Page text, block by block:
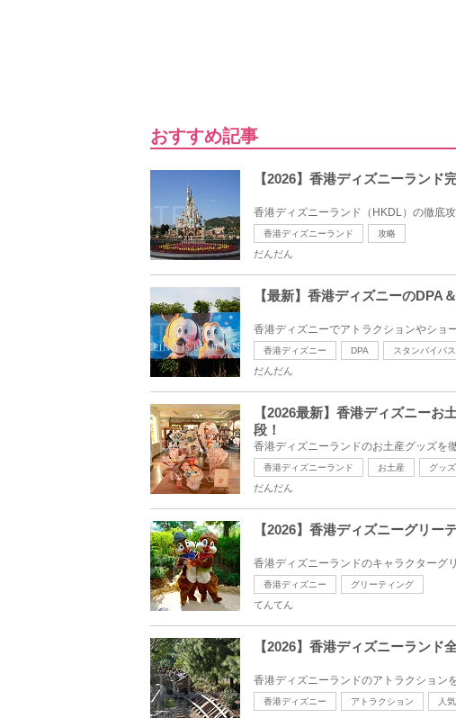
おすすめ記事
【2026】香港ディズニーラン
香港ディズニーランド（HKDL）の徹底
香港ディズニーランド 攻略
だんだん
【最新】香港ディズニーのDPA
香港ディズニーでアトラクションやショ
香港ディズニー DPA スタンバイパス
だんだん
【2026最新】香港ディズニー
段！
香港ディズニーランドのお土産グッズを
香港ディズニーランド お土産 グッズ
だんだん
【2026】香港ディズニーグリ
香港ディズニーランドのキャラクターグ
香港ディズニー グリーティング
てんてん
【2026】香港ディズニーラン
香港ディズニーランドのアトラクション
香港ディズニー アトラクション 人気